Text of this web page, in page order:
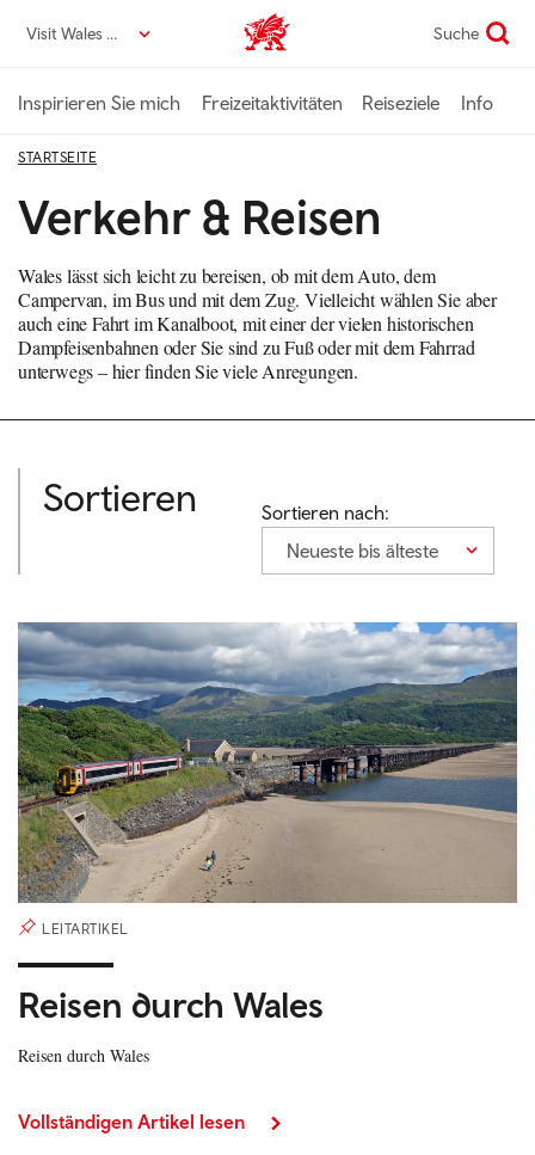
zumVisit Wales DE VisitWales home Suche
Inspirieren Sie mich Freizeitaktivitäten Reiseziele Info
STARTSEITE
Verkehr & Reisen
Wales lässt sich leicht zu bereisen, ob mit dem Auto, dem
Campervan, im Bus und mit dem Zug. Vielleicht wählen Sie aber
auch eine Fahrt im Kanalboot, mit einer der vielen historischen
Dampfeisenbahnen oder Sie sind zu Fuß oder mit dem Fahrrad
unterwegs – hier finden Sie viele Anregungen.
Sortieren
Sortieren nach:
Neueste bis älteste
LEITARTIKEL
Reisen durch Wales
Reisen durch Wales
Vollständigen Artikel lesen